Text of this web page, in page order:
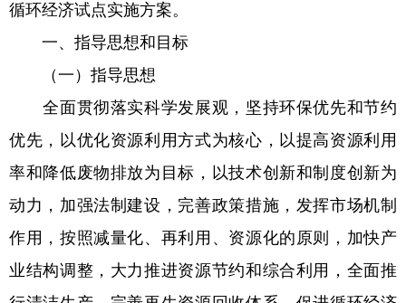
循环经济试点实施方案。
一、指导思想和目标
（一）指导思想
全面贯彻落实科学发展观，坚持环保优先和节约
优先，以优化资源利用方式为核心，以提高资源利用
率和降低废物排放为目标，以技术创新和制度创新为
动力，加强法制建设，完善政策措施，发挥市场机制
作用，按照减量化、再利用、资源化的原则，加快产
业结构调整，大力推进资源节约和综合利用，全面推